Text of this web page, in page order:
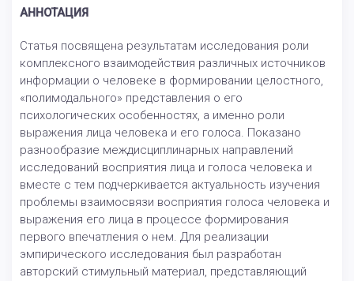
АННОТАЦИЯ
Статья посвящена результатам исследования роли
комплексного взаимодействия различных источников
информации о человеке в формировании целостного,
«полимодального» представления о его
психологических особенностях, а именно роли
выражения лица человека и его голоса. Показано
разнообразие междисциплинарных направлений
исследований восприятия лица и голоса человека и
вместе с тем подчеркивается актуальность изучения
проблемы взаимосвязи восприятия голоса человека и
выражения его лица в процессе формирования
первого впечатления о нем. Для реализации
эмпирического исследования был разработан
авторский стимульный материал, представляющий